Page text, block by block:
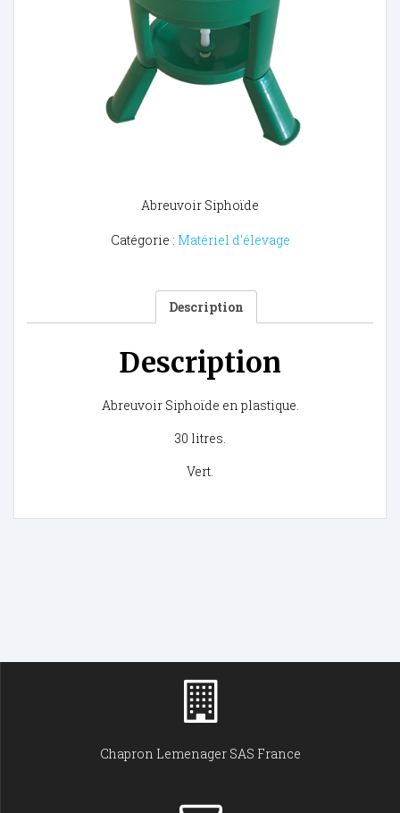
Abreuvoir Siphoïde
Catégorie : Matériel d'élevage
Description
Description
Abreuvoir Siphoïde en plastique.
30 litres.
Vert.
Chapron Lemenager SAS France